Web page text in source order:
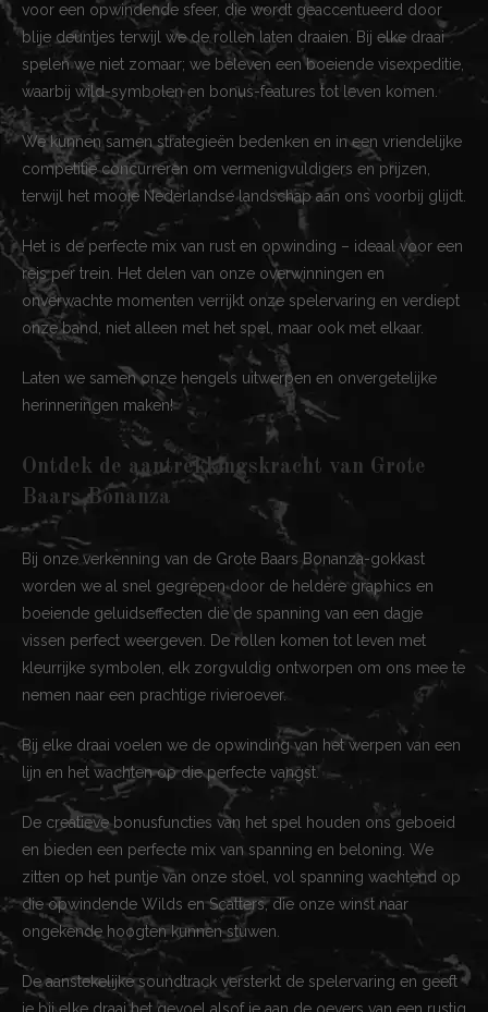
voor een opwindende sfeer, die wordt geaccentueerd door
blije deuntjes terwijl we de rollen laten draaien. Bij elke draai
spelen we niet zomaar; we beleven een boeiende visexpeditie,
waarbij wild-symbolen en bonus-features tot leven komen.
We kunnen samen strategieën bedenken en in een vriendelijke
competitie concurreren om vermenigvuldigers en prijzen,
terwijl het mooie Nederlandse landschap aan ons voorbij glijdt.
Het is de perfecte mix van rust en opwinding – ideaal voor een
reis per trein. Het delen van onze overwinningen en
onverwachte momenten verrijkt onze spelervaring en verdiept
onze band, niet alleen met het spel, maar ook met elkaar.
Laten we samen onze hengels uitwerpen en onvergetelijke
herinneringen maken!
Ontdek de aantrekkingskracht van Grote
Baars Bonanza
Bij onze verkenning van de Grote Baars Bonanza-gokkast
worden we al snel gegrepen door de heldere graphics en
boeiende geluidseffecten die de spanning van een dagje
vissen perfect weergeven. De rollen komen tot leven met
kleurrijke symbolen, elk zorgvuldig ontworpen om ons mee te
nemen naar een prachtige rivieroever.
Bij elke draai voelen we de opwinding van het werpen van een
lijn en het wachten op die perfecte vangst.
De creatieve bonusfuncties van het spel houden ons geboeid
en bieden een perfecte mix van spanning en beloning. We
zitten op het puntje van onze stoel, vol spanning wachtend op
die opwindende Wilds en Scatters, die onze winst naar
ongekende hoogten kunnen stuwen.
De aanstekelijke soundtrack versterkt de spelervaring en geeft